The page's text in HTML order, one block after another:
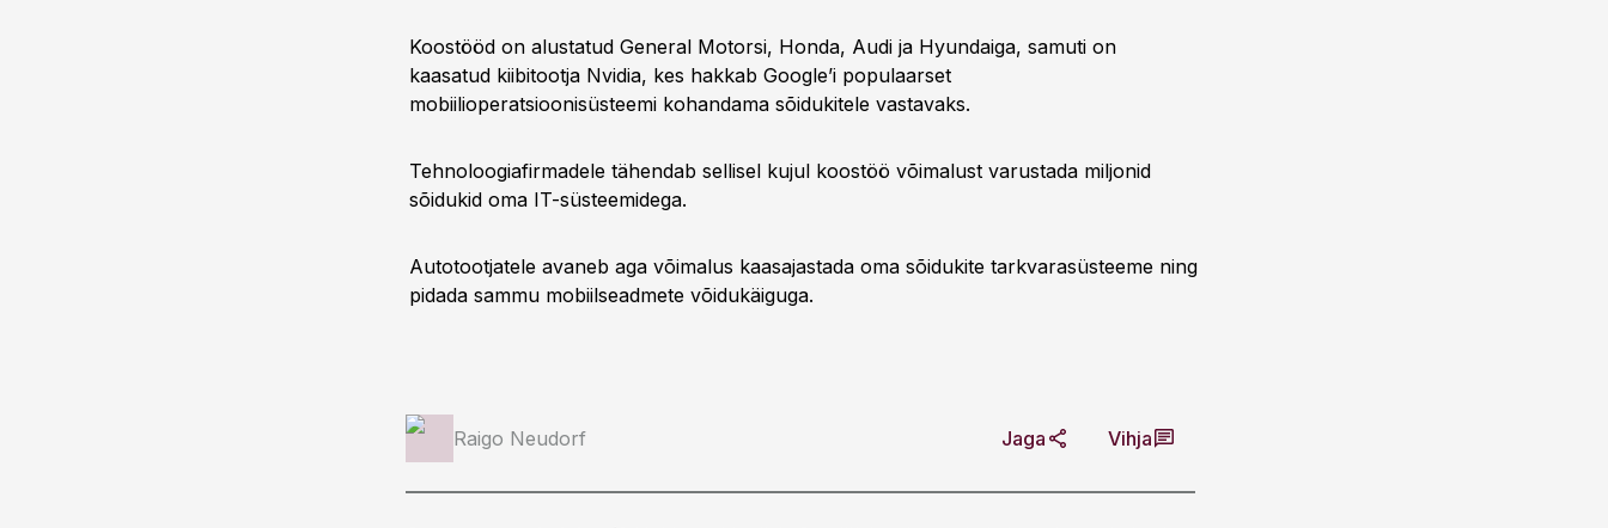
Koostööd on alustatud General Motorsi, Honda, Audi ja Hyundaiga, samuti on
kaasatud kiibitootja Nvidia, kes hakkab Google’i populaarset
mobiilioperatsioonisüsteemi kohandama sõidukitele vastavaks.
Tehnoloogiafirmadele tähendab sellisel kujul koostöö võimalust varustada miljonid
sõidukid oma IT-süsteemidega.
Autotootjatele avaneb aga võimalus kaasajastada oma sõidukite tarkvarasüsteeme ning
pidada sammu mobiilseadmete võidukäiguga.
Raigo Neudorf Jaga Vihja